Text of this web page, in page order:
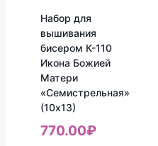
Набор для
вышивания
бисером К-110
Икона Божией
Матери
«Семистрельная»
(10х13)
770.00₽